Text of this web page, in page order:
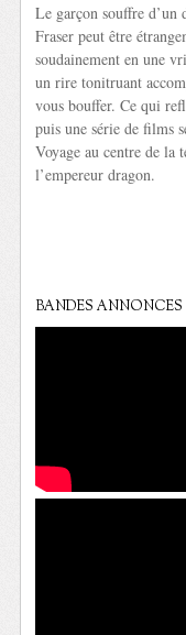
Le garçon souffre d’un
Fraser peut être
soudainement en une
un rire tonitruant
vous bouffer. Ce qui
puis une série de films
Voyage au centre de
l’empereur dragon.
BANDES ANNONCES